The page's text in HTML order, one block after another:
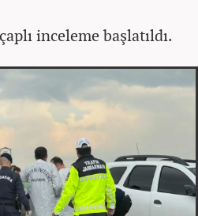
inceleme başlatıldı.